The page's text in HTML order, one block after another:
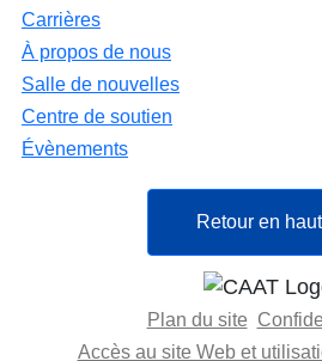
Carrières
À propos de nous
Salle de nouvelles
Centre de soutien
Évènements
Retour en haut
Plan du site
Accès au site Web et